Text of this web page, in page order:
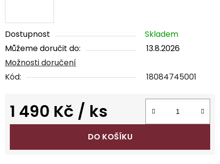
Dostupnost
Skladem
Můžeme doručit do:
13.8.2026
Možnosti doručení
Kód:
18084745001
1 490 Kč / ks
Měrná cena:
DO KOŠÍKU